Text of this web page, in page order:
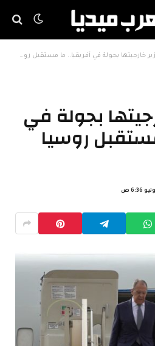
خارجيتها بجولة في أفريقيا.. ما مستقبل روسيا بالمنطقة؟
بجولة في
روسيا